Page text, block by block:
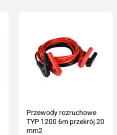
Przewody rozruchowe
TYP 1200 6m przekrój 20
mm2